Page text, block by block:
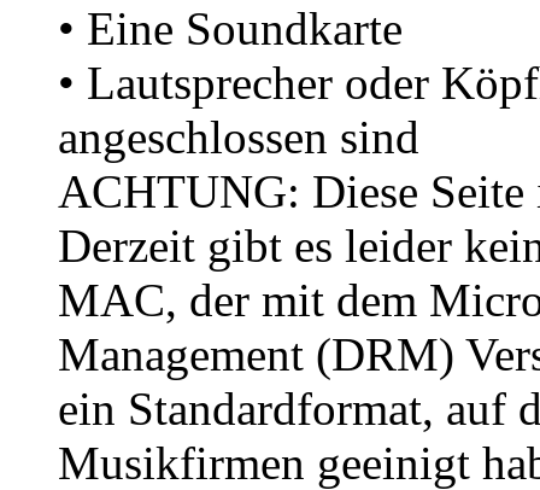
• Eine Soundkarte
• Lautsprecher oder
angeschlossen sind
ACHTUNG: Diese
Derzeit gibt es leider
MAC, der mit dem
Management (DRM)
ein Standardformat, auf
Musikfirmen geeinigt